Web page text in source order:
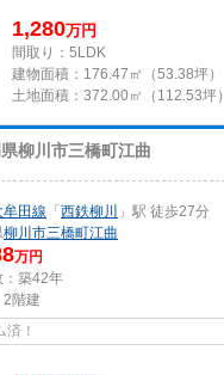
1,280万円
間取り：5LDK
建物面積： 176.47㎡（53.38坪）
土地面積： 372.00㎡（112.53坪）
柳川市三橋町江曲
田線 「 西鉄柳川
」駅 徒歩27分
柳川市三橋町江曲
万円
：築42年
2階建
！